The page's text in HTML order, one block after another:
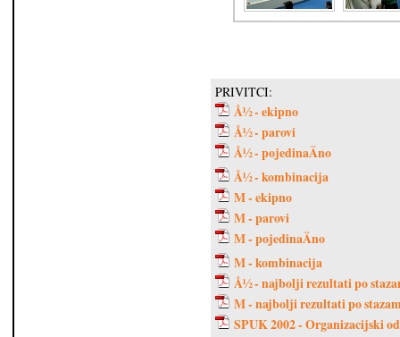
PRIVITCI:
Å½ - ekipno
Å½ - parovi
Å½ - pojedinaÄno
Å½ - kombinacija
M - ekipno
M - parovi
M - pojedinaÄno
M - kombinacija
Å½ - najbolji rezultati po
M - najbolji rezultati po
SPUK 2002 - Organizacijski